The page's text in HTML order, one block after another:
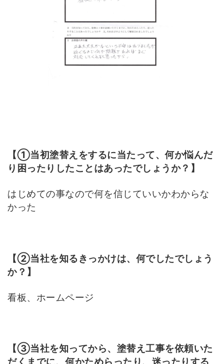
【①当初塗替えをするに当たって、何か悩んだ
り困ったりしたことはあったでしょうか？】
はじめての事なので何を信じていいかわからな
かった
【②当社を知るきっかけは、何でしたでしょう
か？】
看板、ホームページ
【③当社を知ってから、塗替え工事を依頼いた